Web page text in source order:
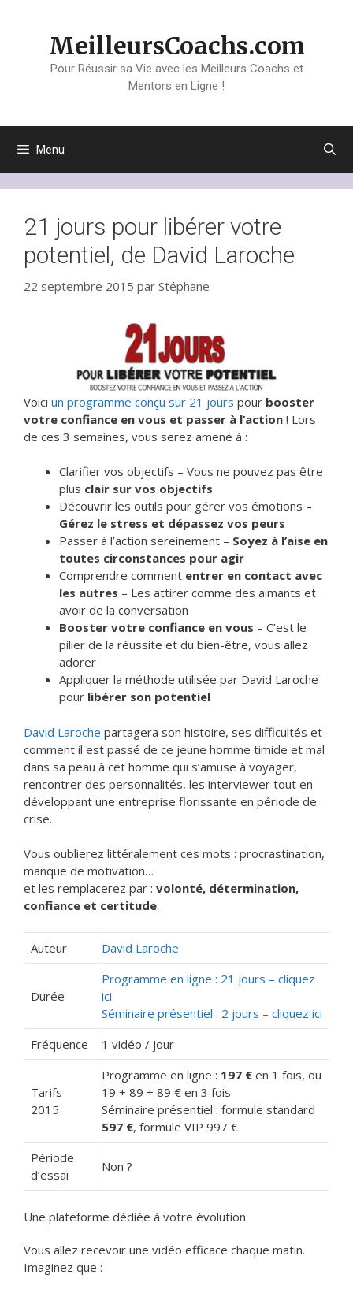
MeilleursCoachs.com
Pour Réussir sa Vie avec les Meilleurs Coachs et
Mentors en Ligne !
Menu
21 jours pour libérer votre
potentiel, de David Laroche
22 septembre 2015 par Stéphane
Voici un programme conçu sur 21 jours pour booster
votre confiance en vous et passer à l’action ! Lors
de ces 3 semaines, vous serez amené à :
Clarifier vos objectifs – Vous ne pouvez pas être
plus clair sur vos objectifs
Découvrir les outils pour gérer vos émotions –
Gérez le stress et dépassez vos peurs
Passer à l’action sereinement – Soyez à l’aise en
toutes circonstances pour agir
Comprendre comment entrer en contact avec
les autres – Les attirer comme des aimants et
avoir de la conversation
Booster votre confiance en vous – C’est le
pilier de la réussite et du bien-être, vous allez
adorer
Appliquer la méthode utilisée par David Laroche
pour libérer son potentiel
David Laroche partagera son histoire, ses difficultés et
comment il est passé de ce jeune homme timide et mal
dans sa peau à cet homme qui s’amuse à voyager,
rencontrer des personnalités, les interviewer tout en
développant une entreprise florissante en période de
crise.
Vous oublierez littéralement ces mots : procrastination,
manque de motivation…
et les remplacerez par : volonté, détermination,
confiance et certitude.
Auteur David Laroche
Durée
Programme en ligne : 21 jours – cliquez
ici
Séminaire présentiel : 2 jours – cliquez ici
Fréquence
1 vidéo / jour
Tarifs
2015
Programme en ligne : 197 € en 1 fois, ou
19 + 89 + 89 € en 3 fois
Séminaire présentiel : formule standard
597 €, formule VIP 997 €
Période
d’essai
Non ?
Une plateforme dédiée à votre évolution
Vous allez recevoir une vidéo efficace chaque matin.
Imaginez que :